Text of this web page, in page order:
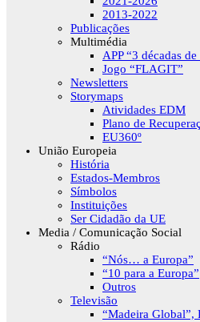
2013-2022
Publicações
Multimédia
APP “3 décadas
Jogo “FLAGIT”
Newsletters
Storymaps
Atividades EDM
Plano de
EU360º
União Europeia
História
Estados-Membros
Símbolos
Instituições
Ser Cidadão da UE
Media / Comunicação Social
Rádio
“Nós… a Europa”
“10 para a Europa”
Outros
Televisão
“Madeira Global”,